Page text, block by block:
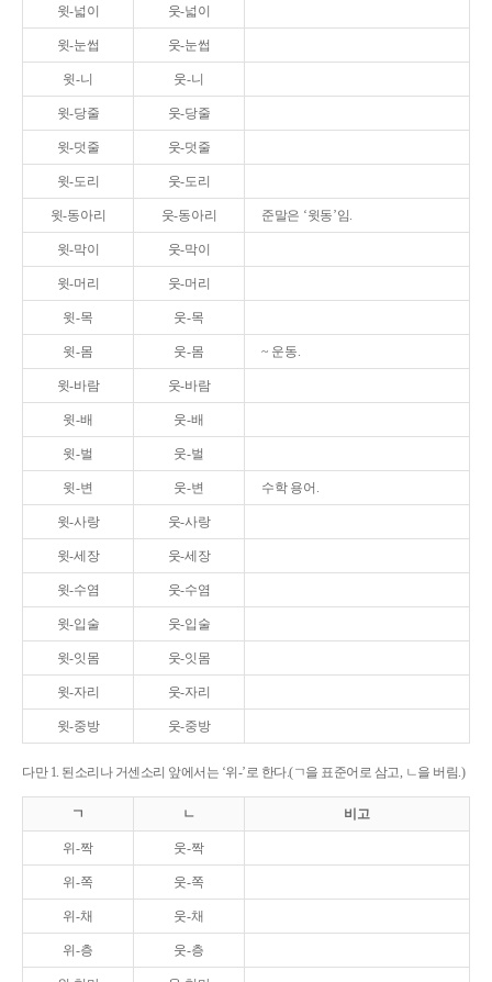
윗-넓이 웃-넓이
윗-눈썹 웃-눈썹
윗-니 웃-니
윗-당줄 웃-당줄
윗-덧줄 웃-덧줄
윗-도리 웃-도리
윗-동아리 웃-동아리 준말은 ‘윗동’임.
윗-막이 웃-막이
윗-머리 웃-머리
윗-목 웃-목
윗-몸 웃-몸 ~ 운동.
윗-바람 웃-바람
윗-배 웃-배
윗-벌 웃-벌
윗-변 웃-변 수학 용어.
윗-사랑 웃-사랑
윗-세장 웃-세장
윗-수염 웃-수염
윗-입술 웃-입술
윗-잇몸 웃-잇몸
윗-자리 웃-자리
윗-중방 웃-중방
다만 1. 된소리나 거센소리 앞에서는 ‘위-’로 한다.(ㄱ을 표준어로 삼고, ㄴ을 버림.)
ㄱ ㄴ 비고
위-짝 웃-짝
위-쪽 웃-쪽
위-채 웃-채
위-층 웃-층